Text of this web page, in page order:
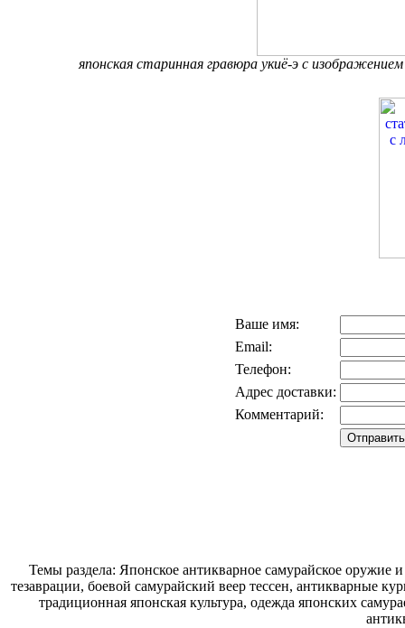
японская старинная гравюра укиё-э с
Ваше имя:
Email:
Телефон:
Адрес доставки:
Комментарий:
Темы раздела: Японское антикварное самурайское оружие
тезаврации, боевой самурайский веер тессен, антикварные
традиционная японская культура, одежда японских